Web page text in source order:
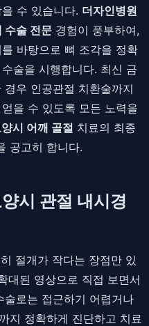
수 있습니다. 더자인병원
수술 전문 경험이 풍부하여,
바탕으로 뼈 조각을 정확
술을 시행합니다. 최신 금
우 인공관절 치환술까지
을 수 있도록 모든 노력을
양시 어깨 골절 치료의 최종
공고히 합니다.
시 관절 내시경
절개가 작다는 장점만 있
대된 영상으로 직접 보면서
로는 접근하기 어렵거나
지 정확하게 진단하고 치료